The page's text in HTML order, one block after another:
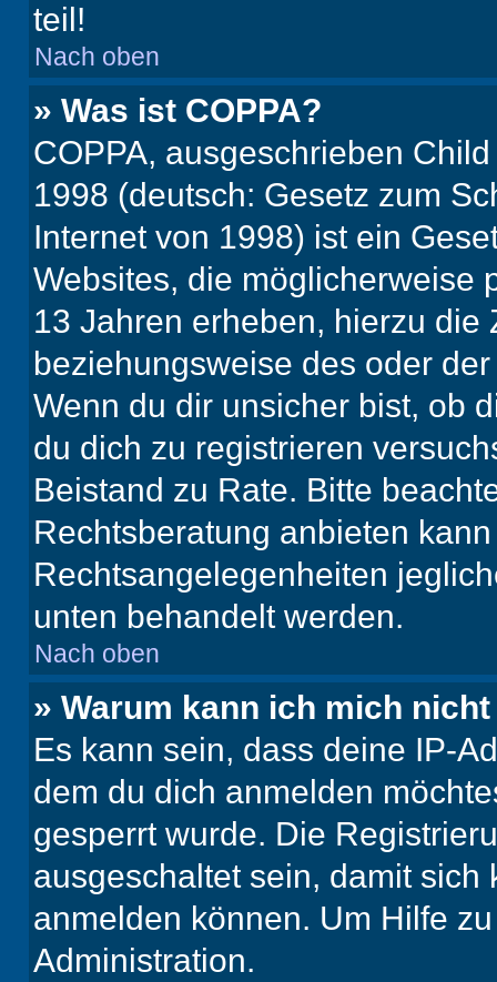
teil!
Nach oben
» Was ist COPPA?
COPPA, ausgeschrieben
1998 (deutsch: Gesetz zum
Internet von 1998) ist ein
Websites, die möglicherweise
13 Jahren erheben, hierzu die
beziehungsweise des oder
Wenn du dir unsicher bist, ob
du dich zu registrieren
Beistand zu Rate. Bitte
Rechtsberatung anbieten
Rechtsangelegenheiten
unten behandelt werden.
Nach oben
» Warum kann ich mich
Es kann sein, dass deine IP-
dem du dich anmelden
gesperrt wurde. Die
ausgeschaltet sein, damit
anmelden können. Um Hilfe
Administration.